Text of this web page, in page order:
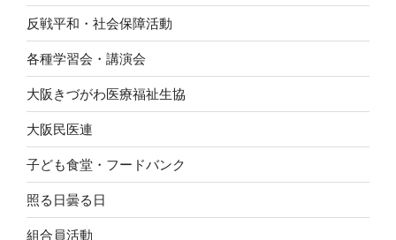
反戦平和・社会保障活動
各種学習会・講演会
大阪きづがわ医療福祉生協
大阪民医連
子ども食堂・フードバンク
照る日曇る日
組合員活動